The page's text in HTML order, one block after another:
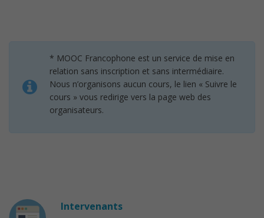
* MOOC Francophone est un service de mise en
relation sans inscription et sans intermédiaire.
Nous n’organisons aucun cours, le lien « Suivre le
cours » vous redirige vers la page web des
organisateurs.
Intervenants